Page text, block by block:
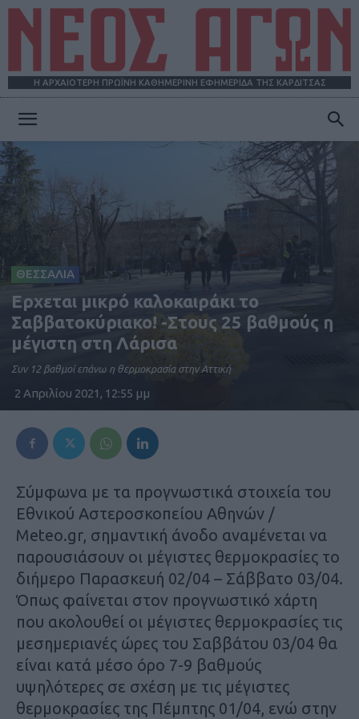
Η ΑΡΧΑΙΟΤΕΡΗ ΠΡΩΪΝΗ ΚΑΘΗΜΕΡΙΝΗ ΕΦΗΜΕΡΙΔΑ ΤΗΣ ΚΑΡΔΙΤΣΑΣ
ΘΕΣΣΑΛΙΑ
Ερχεται μικρό καλοκαιράκι το
Σαββατοκύριακο! -Στους 25 βαθμούς η
μέγιστη στη Λάρισα
Συν 12 βαθμοί επάνω η θερμοκρασία στην Αττική
2 Απριλίου 2021, 12:55 μμ
Σύμφωνα με τα προγνωστικά στοιχεία του
Εθνικού Αστεροσκοπείου Αθηνών /
Meteo.gr, σημαντική άνοδο αναμένεται να
παρουσιάσουν οι μέγιστες θερμοκρασίες το
διήμερο Παρασκευή 02/04 – Σάββατο 03/04.
Όπως φαίνεται στον προγνωστικό χάρτη
που ακολουθεί οι μέγιστες θερμοκρασίες τις
μεσημεριανές ώρες του Σαββάτου 03/04 θα
είναι κατά μέσο όρο 7-9 βαθμούς
υψηλότερες σε σχέση με τις μέγιστες
θερμοκρασίες της Πέμπτης 01/04, ενώ στην